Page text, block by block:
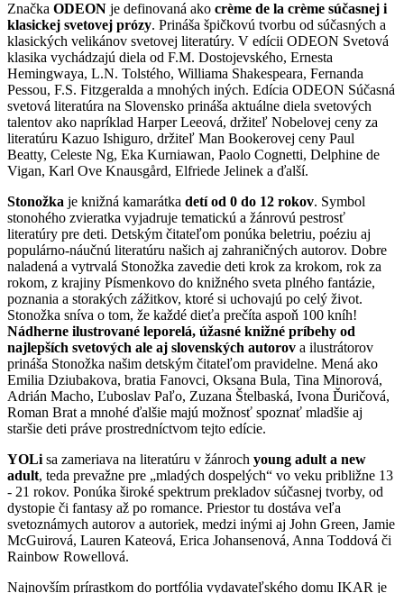
Značka ODEON je definovaná ako crème de la crème súčasnej i
klasickej svetovej prózy. Prináša špičkovú tvorbu od súčasných a
klasických velikánov svetovej literatúry. V edícii ODEON Svetová
klasika vychádzajú diela od F.M. Dostojevského, Ernesta
Hemingwaya, L.N. Tolstého, Williama Shakespeara, Fernanda
Pessou, F.S. Fitzgeralda a mnohých iných. Edícia ODEON Súčasná
svetová literatúra na Slovensko prináša aktuálne diela svetových
talentov ako napríklad Harper Leeová, držiteľ Nobelovej ceny za
literatúru Kazuo Ishiguro, držiteľ Man Bookerovej ceny Paul
Beatty, Celeste Ng, Eka Kurniawan, Paolo Cognetti, Delphine de
Vigan, Karl Ove Knausgård, Elfriede Jelinek a ďalší.
Stonožka je knižná kamarátka detí od 0 do 12 rokov. Symbol
stonohého zvieratka vyjadruje tematickú a žánrovú pestrosť
literatúry pre deti. Detským čitateľom ponúka beletriu, poéziu aj
populárno-náučnú literatúru našich aj zahraničných autorov. Dobre
naladená a vytrvalá Stonožka zavedie deti krok za krokom, rok za
rokom, z krajiny Písmenkovo do knižného sveta plného fantázie,
poznania a storakých zážitkov, ktoré si uchovajú po celý život.
Stonožka sníva o tom, že každé dieťa prečíta aspoň 100 kníh!
Nádherne ilustrované leporelá, úžasné knižné príbehy od
najlepších svetových ale aj slovenských autorov a ilustrátorov
prináša Stonožka našim detským čitateľom pravidelne. Mená ako
Emilia Dziubakova, bratia Fanovci, Oksana Bula, Tina Minorová,
Adrián Macho, Ľuboslav Paľo, Zuzana Štelbaská, Ivona Ďuričová,
Roman Brat a mnohé ďalšie majú možnosť spoznať mladšie aj
staršie deti práve prostredníctvom tejto edície.
YOLi sa zameriava na literatúru v žánroch young adult a new
adult, teda prevažne pre „mladých dospelých“ vo veku približne 13
- 21 rokov. Ponúka široké spektrum prekladov súčasnej tvorby, od
dystopie či fantasy až po romance. Priestor tu dostáva veľa
svetoznámych autorov a autoriek, medzi inými aj John Green, Jamie
McGuirová, Lauren Kateová, Erica Johansenová, Anna Toddová či
Rainbow Rowellová.
Najnovším prírastkom do portfólia vydavateľského domu IKAR je